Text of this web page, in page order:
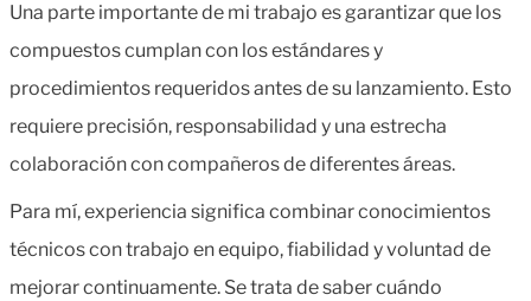
Una parte importante de mi trabajo es garantizar que los
compuestos cumplan con los estándares y
procedimientos requeridos antes de su lanzamiento. Esto
requiere precisión, responsabilidad y una estrecha
colaboración con compañeros de diferentes áreas.
Para mí, experiencia significa combinar conocimientos
técnicos con trabajo en equipo, fiabilidad y voluntad de
mejorar continuamente. Se trata de saber cuándo